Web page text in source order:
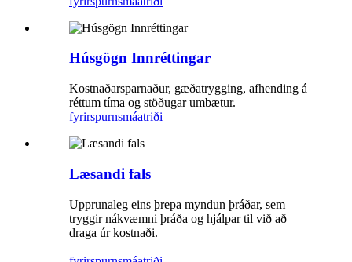
Húsgögn Innréttingar
Kostnaðarsparnaður, gæðatrygging, afhending á
réttum tíma og stöðugar umbætur.
fyrirspurnsmáatriði
Læsandi fals
Upprunaleg eins þrepa myndun þráðar, sem
tryggir nákvæmni þráða og hjálpar til við að
draga úr kostnaði.